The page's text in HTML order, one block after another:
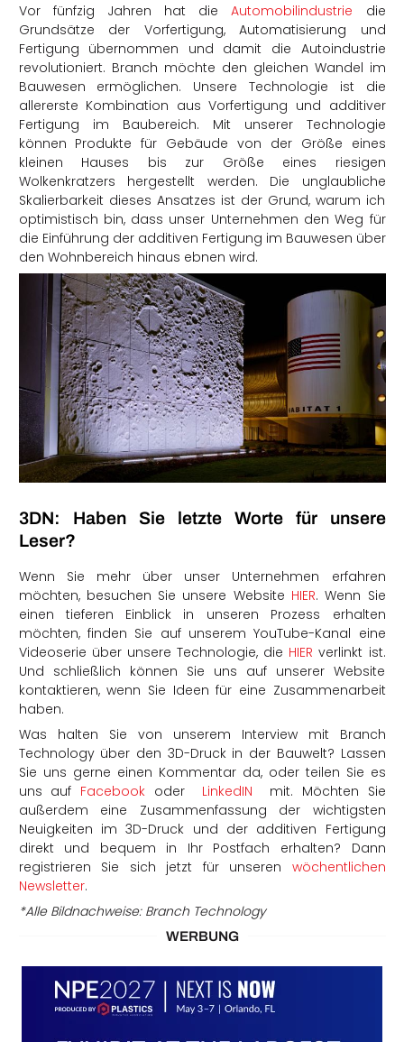
Vor fünfzig Jahren hat dieAutomobilindustrie die
Grundsätze der Vorfertigung, Automatisierung und
Fertigung übernommen und damit die Autoindustrie
revolutioniert. Branch möchte den gleichen Wandel im
Bauwesen ermöglichen. Unsere Technologie ist die
allererste Kombination aus Vorfertigung und additiver
Fertigung im Baubereich. Mit unserer Technologie
können Produkte für Gebäude von der Größe eines
kleinen Hauses bis zur Größe eines riesigen
Wolkenkratzers hergestellt werden. Die unglaubliche
Skalierbarkeit dieses Ansatzes ist der Grund, warum ich
optimistisch bin, dass unser Unternehmen den Weg für
die Einführung der additiven Fertigung im Bauwesen über
den Wohnbereich hinaus ebnen wird.
3DN: Haben Sie letzte Worte für unsere
Leser?
Wenn Sie mehr über unser Unternehmen erfahren
möchten, besuchen Sie unsere Website HIER. Wenn Sie
einen tieferen Einblick in unseren Prozess erhalten
möchten, finden Sie auf unserem YouTube-Kanal eine
Videoserie über unsere Technologie, die HIER verlinkt ist.
Und schließlich können Sie uns auf unserer Website
kontaktieren, wenn Sie Ideen für eine Zusammenarbeit
haben.
Was halten Sie von unserem Interview mit Branch
Technology über den 3D-Druck in der Bauwelt? Lassen
Sie uns gerne einen Kommentar da, oder teilen Sie es
uns auf Facebookoder LinkedIN mit. Möchten Sie
außerdem eine Zusammenfassung der wichtigsten
Neuigkeiten im 3D-Druck und der additiven Fertigung
direkt und bequem in Ihr Postfach erhalten? Dann
registrieren Sie sich jetzt für unseren wöchentlichen
Newsletter.
*Alle Bildnachweise: Branch Technology
WERBUNG